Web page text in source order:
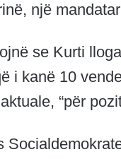
një
se Kurti
i kanë 10
“për